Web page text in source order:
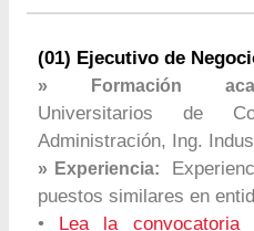
(01) Ejecutivo de
» Formación
Universitarios de
Administración, Ing.
» Experiencia:
puestos similares en
•
Lea la convocatoria